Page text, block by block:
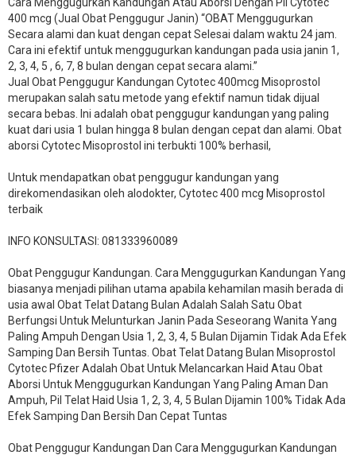
400 mcg (Jual Obat Penggugur Janin) “OBAT Menggugurkan
Secara alami dan kuat dengan cepat Selesai dalam waktu 24 jam.
Cara ini efektif untuk menggugurkan kandungan pada usia janin 1,
2, 3, 4, 5 , 6, 7, 8 bulan dengan cepat secara alami.”
Jual Obat Penggugur Kandungan Cytotec 400mcg Misoprostol
merupakan salah satu metode yang efektif namun tidak dijual
secara bebas. Ini adalah obat penggugur kandungan yang paling
kuat dari usia 1 bulan hingga 8 bulan dengan cepat dan alami. Obat
aborsi Cytotec Misoprostol ini terbukti 100% berhasil,
Untuk mendapatkan obat penggugur kandungan yang
direkomendasikan oleh alodokter, Cytotec 400 mcg Misoprostol
terbaik
INFO KONSULTASI: 081333960089
​Obat Penggugur Kandungan. Cara Menggugurkan Kandungan Yang
biasanya menjadi pilihan utama apabila kehamilan masih berada di
usia awal Obat Telat Datang Bulan Adalah Salah Satu Obat
Berfungsi Untuk Melunturkan Janin Pada Seseorang Wanita Yang
Paling Ampuh Dengan Usia 1, 2, 3, 4, 5 Bulan Dijamin Tidak Ada Efek
Samping Dan Bersih Tuntas. Obat Telat Datang Bulan Misoprostol
Cytotec Pfizer Adalah Obat Untuk Melancarkan Haid Atau Obat
Aborsi Untuk Menggugurkan Kandungan Yang Paling Aman Dan
Ampuh, Pil Telat Haid Usia 1, 2, 3, 4, 5 Bulan Dijamin 100% Tidak Ada
Efek Samping Dan Bersih Dan Cepat Tuntas
Obat Penggugur Kandungan Dan Cara Menggugurkan Kandungan